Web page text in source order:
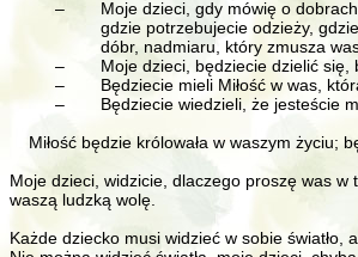
–
Moje dzieci, gdy mówię o
gdzie potrzebujecie odzieży,
dóbr, nadmiaru, który zmusza
–
Moje dzieci, będziecie dzielić
–
Będziecie mieli Miłość w was,
–
Będziecie wiedzieli, że jesteście
Miłość będzie królowała w waszym życiu;
Moje dzieci, widzicie, dlaczego proszę was w
waszą ludzką wolę.
Każde dziecko musi widzieć w sobie światło,